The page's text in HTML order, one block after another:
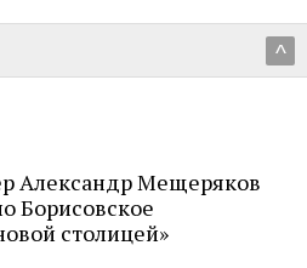
^
Александр Мещеряков
Борисовское
столицей»